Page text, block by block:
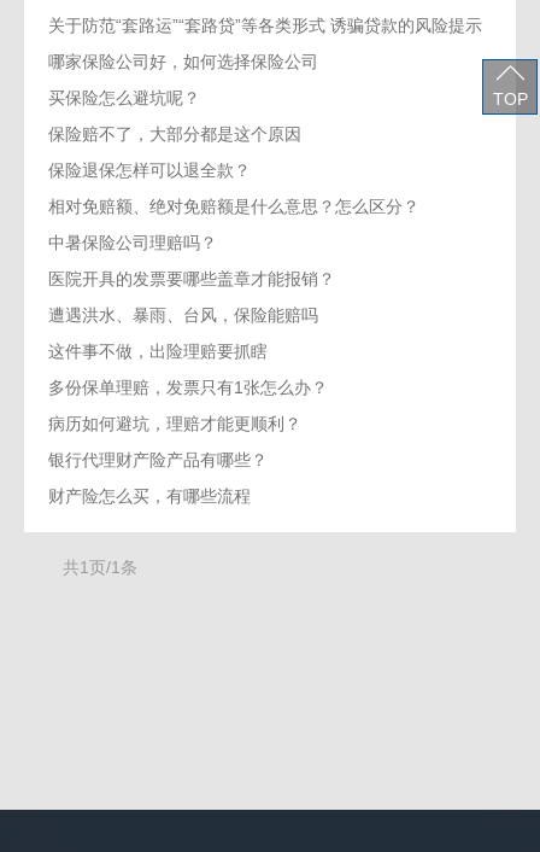
关于防范“套路运”“套路贷”等各类形式 诱骗贷款的风险提示
哪家保险公司好，如何选择保险公司
买保险怎么避坑呢？
保险赔不了，大部分都是这个原因
保险退保怎样可以退全款？
相对免赔额、绝对免赔额是什么意思？怎么区分？
中暑保险公司理赔吗？
医院开具的发票要哪些盖章才能报销？
遭遇洪水、暴雨、台风，保险能赔吗
这件事不做，出险理赔要抓瞎
多份保单理赔，发票只有1张怎么办？
病历如何避坑，理赔才能更顺利？
银行代理财产险产品有哪些？
财产险怎么买，有哪些流程
共1页/1条
TOP